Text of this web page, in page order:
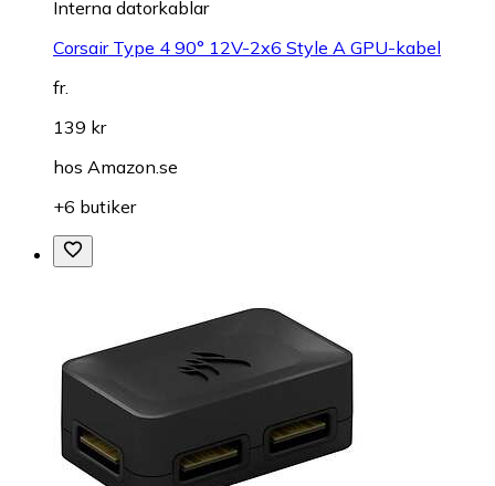
Interna datorkablar
Corsair Type 4 90° 12V-2x6 Style A GPU-kabel
fr.
139 kr
hos Amazon.se
+6 butiker